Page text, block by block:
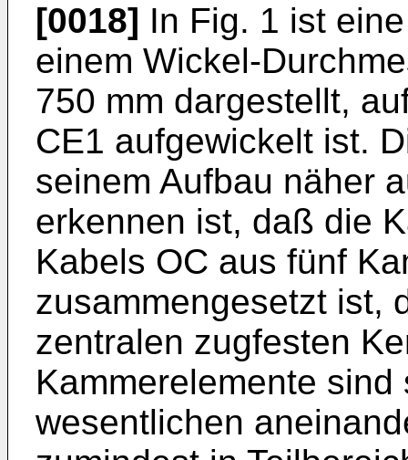
[0018] In Fig. 1 ist
einem Wickel-
750 mm dargestellt,
CE1 aufgewickelt ist.
seinem Aufbau näher
erkennen ist, daß die
Kabels OC aus fünf
zusammengesetzt ist,
zentralen zugfesten
Kammerelemente
wesentlichen